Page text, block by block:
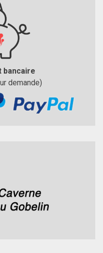
bancaire
demande)